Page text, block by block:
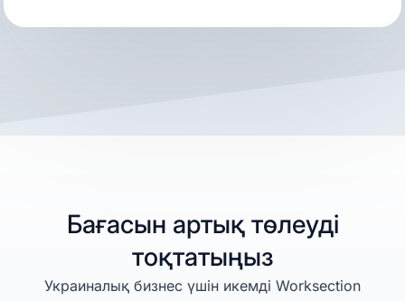
Бағасын артық төлеуді
тоқтатыңыз
Украиналық бизнес үшін икемді Worksection